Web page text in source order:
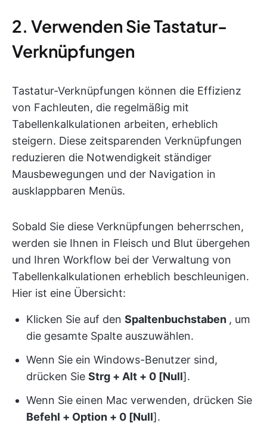
2. Verwenden Sie Tastatur-
Verknüpfungen
Tastatur-Verknüpfungen können die Effizienz
von Fachleuten, die regelmäßig mit
Tabellenkalkulationen arbeiten, erheblich
steigern. Diese zeitsparenden Verknüpfungen
reduzieren die Notwendigkeit ständiger
Mausbewegungen und der Navigation in
ausklappbaren Menüs.
Sobald Sie diese Verknüpfungen beherrschen,
werden sie Ihnen in Fleisch und Blut übergehen
und Ihren Workflow bei der Verwaltung von
Tabellenkalkulationen erheblich beschleunigen.
Hier ist eine Übersicht:
Klicken Sie auf den Spaltenbuchstaben , um
die gesamte Spalte auszuwählen.
Wenn Sie ein Windows-Benutzer sind,
drücken Sie Strg + Alt + 0 [Null].
Wenn Sie einen Mac verwenden, drücken Sie
Befehl + Option + 0 [Null].